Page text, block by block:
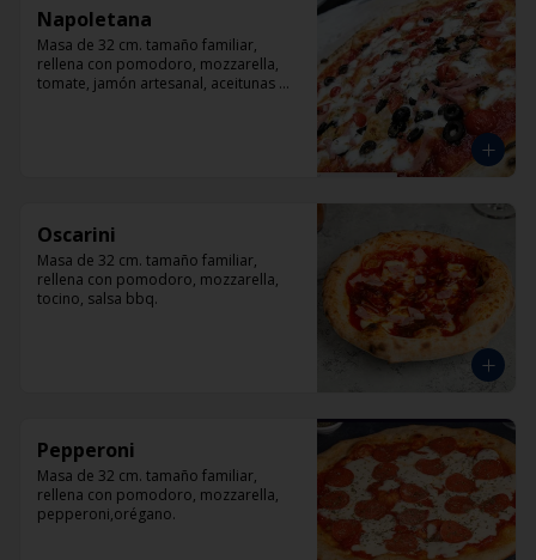
Napoletana
Masa de 32 cm. tamaño familiar,
rellena con pomodoro, mozzarella,
tomate, jamón artesanal, aceitunas
Oscarini
Masa de 32 cm. tamaño familiar,
rellena con pomodoro, mozzarella,
tocino, salsa bbq.
Pepperoni
Masa de 32 cm. tamaño familiar,
rellena con pomodoro, mozzarella,
pepperoni,orégano.